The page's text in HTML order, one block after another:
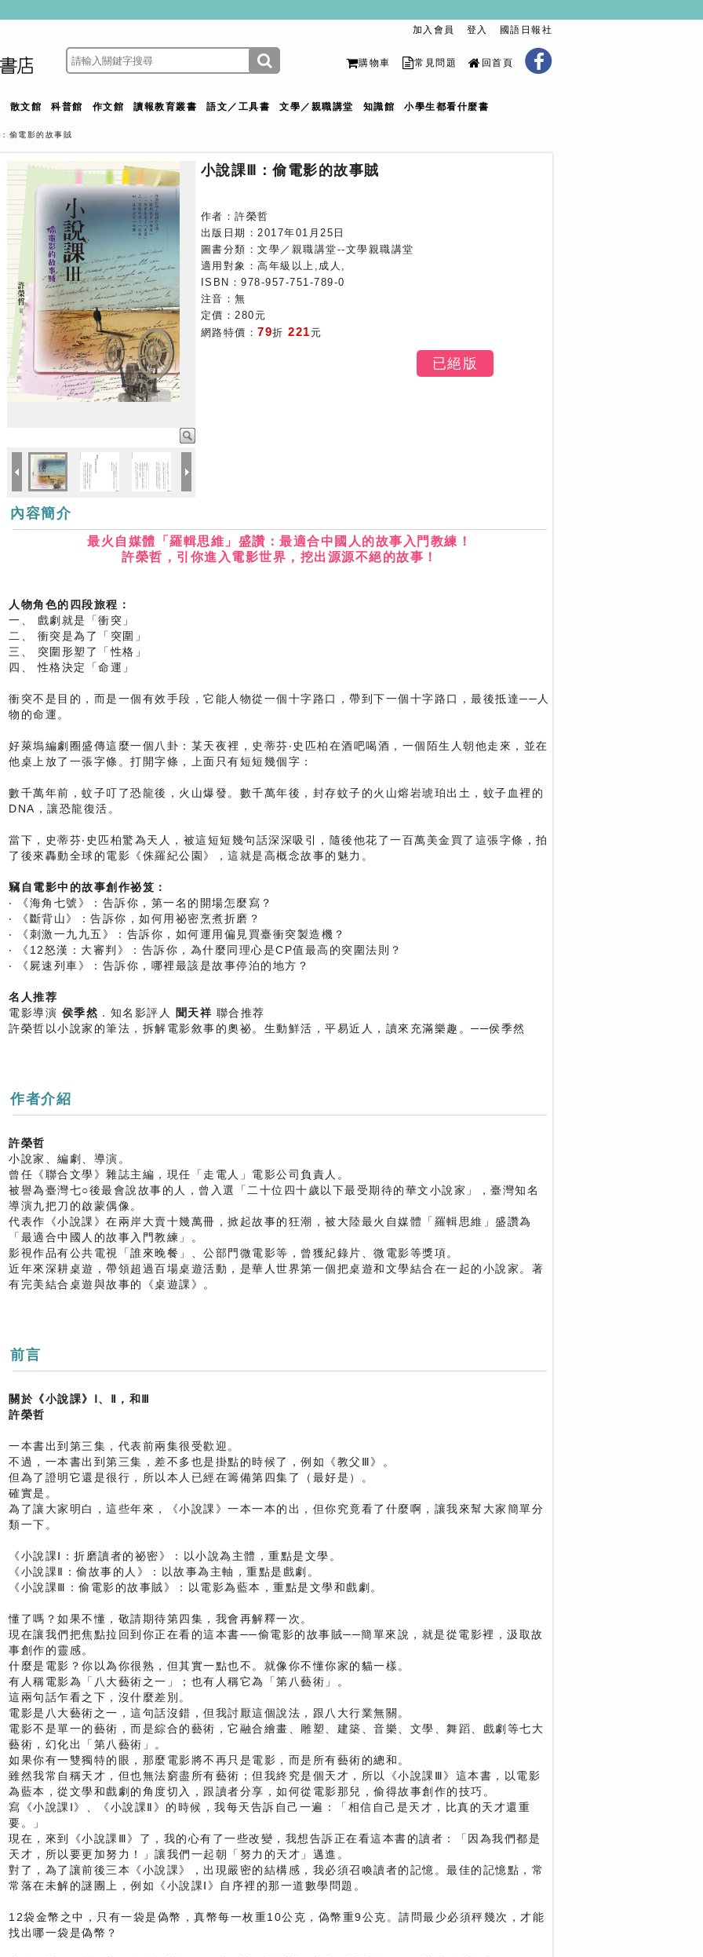
加入會員 登入 國語日報社
購物車 常見問題 回首頁
散文館 科普館 作文館 讀報教育叢書 語文／工具書 文學／親職講堂 知識館 小學生都看什麼書
偷電影的故事賊
小說課Ⅲ：偷電影的故事賊
作者：許榮哲
出版日期：2017年01月25日
圖書分類：文學／親職講堂--文學親職講堂
適用對象：高年級以上,成人,
ISBN：978-957-751-789-0
注音：無
定價：280元
網路特價：79折221 元
已絕版
內容簡介
最火自媒體「羅輯思維」盛讚：最適合中國人的故事入門教練！
許榮哲，引你進入電影世界，挖出源源不絕的故事！
人物角色的四段旅程：
一、 戲劇就是「衝突」
二、 衝突是為了「突圍」
三、 突圍形塑了「性格」
四、 性格決定「命運」
衝突不是目的，而是一個有效手段，它能人物從一個十字路口，帶到下一個十字路口，最後抵達──人
物的命運。
好萊塢編劇圈盛傳這麼一個八卦：某天夜裡，史蒂芬‧史匹柏在酒吧喝酒，一個陌生人朝他走來，並在
他桌上放了一張字條。打開字條，上面只有短短幾個字：
數千萬年前，蚊子叮了恐龍後，火山爆發。數千萬年後，封存蚊子的火山熔岩琥珀出土，蚊子血裡的
DNA，讓恐龍復活。
當下，史蒂芬‧史匹柏驚為天人，被這短短幾句話深深吸引，隨後他花了一百萬美金買了這張字條，拍
了後來轟動全球的電影《侏羅紀公園》，這就是高概念故事的魅力。
竊自電影中的故事創作祕笈：
‧ 《海角七號》：告訴你，第一名的開場怎麼寫？
‧ 《斷背山》：告訴你，如何用祕密烹煮折磨？
‧ 《刺激一九九五》：告訴你，如何運用偏見買臺衝突製造機？
‧ 《12怒漢：大審判》：告訴你，為什麼同理心是CP值最高的突圍法則？
‧ 《屍速列車》：告訴你，哪裡最該是故事停泊的地方？
名人推荐
電影導演 侯季然 ．知名影評人 聞天祥 聯合推荐
許榮哲以小說家的筆法，拆解電影敘事的奧祕。生動鮮活，平易近人，讀來充滿樂趣。──侯季然
作者介紹
許榮哲
小說家、編劇、導演。
曾任《聯合文學》雜誌主編，現任「走電人」電影公司負責人。
被譽為臺灣七○後最會說故事的人，曾入選「二十位四十歲以下最受期待的華文小說家」，臺灣知名
導演九把刀的啟蒙偶像。
代表作《小說課》在兩岸大賣十幾萬冊，掀起故事的狂潮，被大陸最火自媒體「羅輯思維」盛讚為
「最適合中國人的故事入門教練」。
影視作品有公共電視「誰來晚餐」、公部門微電影等，曾獲紀錄片、微電影等獎項。
近年來深耕桌遊，帶領超過百場桌遊活動，是華人世界第一個把桌遊和文學結合在一起的小說家。著
有完美結合桌遊與故事的《桌遊課》。
前言
關於《小說課》Ⅰ、Ⅱ，和Ⅲ
許榮哲
一本書出到第三集，代表前兩集很受歡迎。
不過，一本書出到第三集，差不多也是掛點的時候了，例如《教父Ⅲ》。
但為了證明它還是很行，所以本人已經在籌備第四集了（最好是）。
確實是。
為了讓大家明白，這些年來，《小說課》一本一本的出，但你究竟看了什麼啊，讓我來幫大家簡單分
類一下。
《小說課Ⅰ：折磨讀者的祕密》：以小說為主體，重點是文學。
《小說課Ⅱ：偷故事的人》：以故事為主軸，重點是戲劇。
《小說課Ⅲ：偷電影的故事賊》：以電影為藍本，重點是文學和戲劇。
懂了嗎？如果不懂，敬請期待第四集，我會再解釋一次。
現在讓我們把焦點拉回到你正在看的這本書──偷電影的故事賊──簡單來說，就是從電影裡，汲取故
事創作的靈感。
什麼是電影？你以為你很熟，但其實一點也不。就像你不懂你家的貓一樣。
有人稱電影為「八大藝術之一」；也有人稱它為「第八藝術」。
這兩句話乍看之下，沒什麼差別。
電影是八大藝術之一，這句話沒錯，但我討厭這個說法，跟八大行業無關。
電影不是單一的藝術，而是綜合的藝術，它融合繪畫、雕塑、建築、音樂、文學、舞蹈、戲劇等七大
藝術，幻化出「第八藝術」。
如果你有一雙獨特的眼，那麼電影將不再只是電影，而是所有藝術的總和。
雖然我常自稱天才，但也無法窮盡所有藝術；但我終究是個天才，所以《小說課Ⅲ》這本書，以電影
為藍本，從文學和戲劇的角度切入，跟讀者分享，如何從電影那兒，偷得故事創作的技巧。
寫《小說課Ⅰ》、《小說課Ⅱ》的時候，我每天告訴自己一遍：「相信自己是天才，比真的天才還重
要。」
現在，來到《小說課Ⅲ》了，我的心有了一些改變，我想告訴正在看這本書的讀者：「因為我們都是
天才，所以要更加努力！」讓我們一起朝「努力的天才」邁進。
對了，為了讓前後三本《小說課》，出現嚴密的結構感，我必須召喚讀者的記憶。最佳的記憶點，常
常落在未解的謎團上，例如《小說課Ⅰ》自序裡的那一道數學問題。
12袋金幣之中，只有一袋是偽幣，真幣每一枚重10公克，偽幣重9公克。請問最少必須秤幾次，才能
找出哪一袋是偽幣？